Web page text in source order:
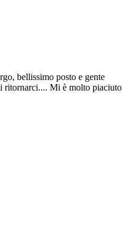
bellissimo posto e gente
Mi è molto piaciuto